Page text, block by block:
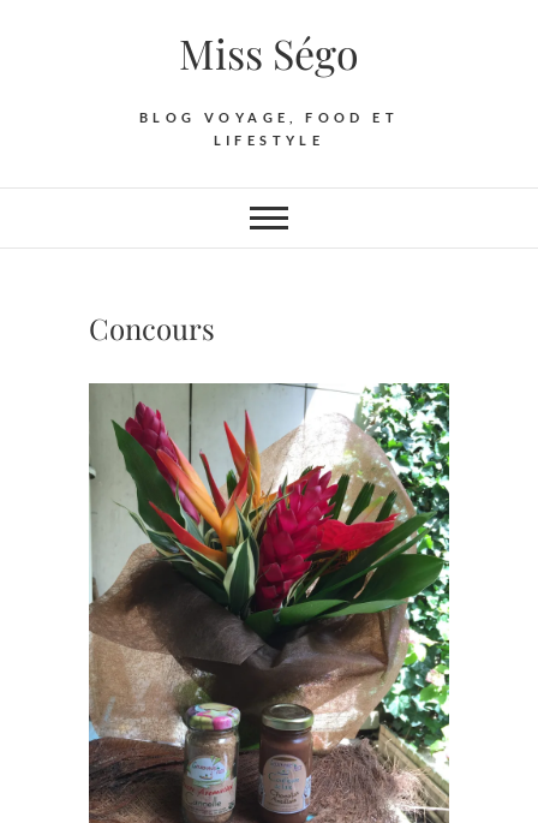
Miss Ségo
BLOG VOYAGE, FOOD ET
LIFESTYLE
Concours